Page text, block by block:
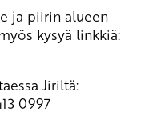
ja piirin alueen
kysyä linkkiä:
Jiriltä:
0997